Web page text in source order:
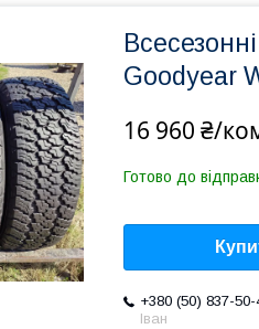
Goodyear
16 960 ₴/
Готово до
+380 (50) 837-50-
Іван